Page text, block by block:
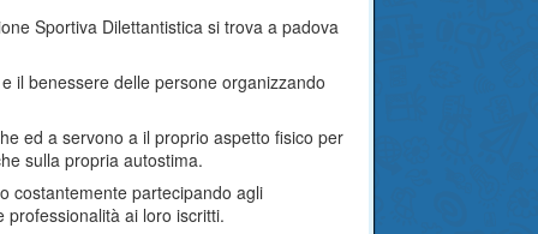
Sportiva Dilettantistica si trova a padova
il benessere delle persone organizzando
ed a servono a il proprio aspetto fisico per
sulla propria autostima.
costantemente partecipando agli
ai loro iscritti.